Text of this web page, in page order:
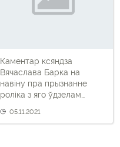
Каментар ксяндза
Вячаслава Барка на
навіну пра прызнанне
роліка з яго ўдзелам
05.11.2021